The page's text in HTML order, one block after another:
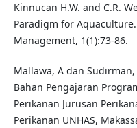
Kinnucan H.W. and C.R.
Paradigm for
Management, 1(1):73-86.
Mallawa, A dan
Bahan Pengajaran
Perikanan Jurusan
Perikanan UNHAS,